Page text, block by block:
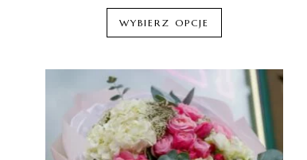
WYBIERZ OPCJE